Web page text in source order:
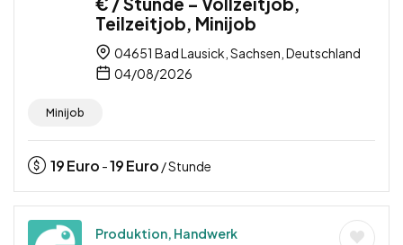
Teilzeitjob, Minijob
04651 Bad Lausick, Sachsen, Deutschland
04/08/2026
Minijob
19Euro -19Euro / Stunde
Produktion, Handwerk